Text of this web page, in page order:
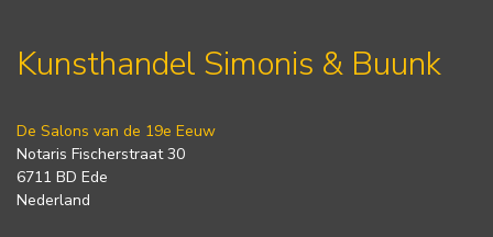
Kunsthandel Simonis & Buunk
De Salons van de 19e Eeuw
Notaris Fischerstraat 30
6711 BD Ede
Nederland